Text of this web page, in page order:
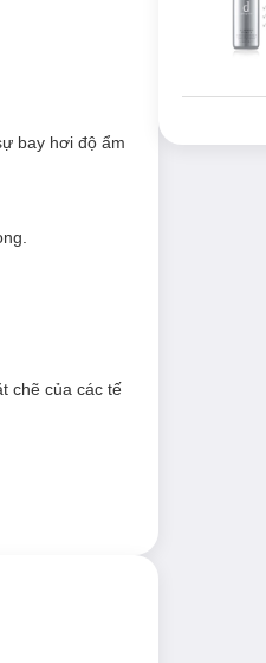
bay hơi độ ẩm
chẽ của các tế